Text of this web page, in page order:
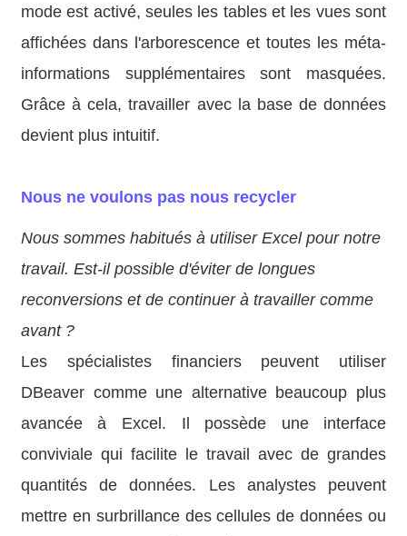
mode est activé, seules les tables et les vues sont
affichées dans l'arborescence et toutes les méta-
informations supplémentaires sont masquées.
Grâce à cela, travailler avec la base de données
devient plus intuitif.
Nous ne voulons pas nous recycler
Nous sommes habitués à utiliser Excel pour notre
travail. Est-il possible d'éviter de longues
reconversions et de continuer à travailler comme
avant ?
Les spécialistes financiers peuvent utiliser
DBeaver comme une alternative beaucoup plus
avancée à Excel. Il possède une interface
conviviale qui facilite le travail avec de grandes
quantités de données. Les analystes peuvent
mettre en surbrillance des cellules de données ou